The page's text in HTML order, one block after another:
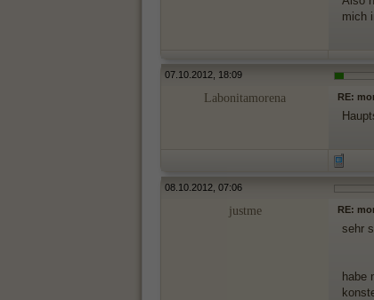
mich
07.10.2012, 18:09
Labonitamorena RE:
08.10.2012, 07:06
justme RE:
sehr
habe